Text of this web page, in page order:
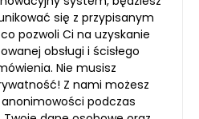
się z przypisanym
pozwoli Ci na uzyskanie
obsługi i ścisłego
Nie musisz
Z nami możesz
podczas